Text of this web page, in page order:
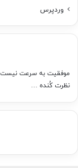
وردپرس
موفقیت به سرعت نیست
نظرت کُنده …